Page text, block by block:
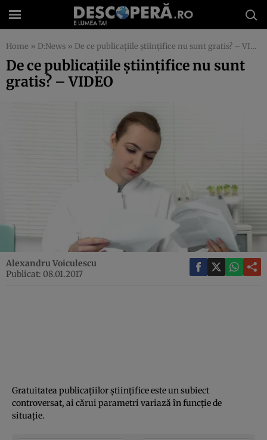
Home » D:News » De ce publicaţiile ştiinţifice nu sunt gratis? – VIDEO
De ce publicaţiile ştiinţifice nu sunt
gratis? – VIDEO
Alexandru Voiculescu
Publicat: 08.01.2017
Gratuitatea publicaţiilor ştiinţifice este un subiect
controversat, ai cărui parametri variază în funcţie de
situaţie.